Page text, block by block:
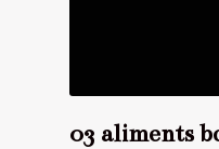
03 aliments